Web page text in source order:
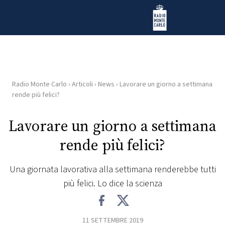
Radio Monte Carlo
HOME
Radio Monte Carlo › Articoli › News › Lavorare un giorno a settimana
rende più felici?
Lavorare un giorno a settimana
rende più felici?
Una giornata lavorativa alla settimana renderebbe tutti
più felici. Lo dice la scienza
11 SETTEMBRE 2019